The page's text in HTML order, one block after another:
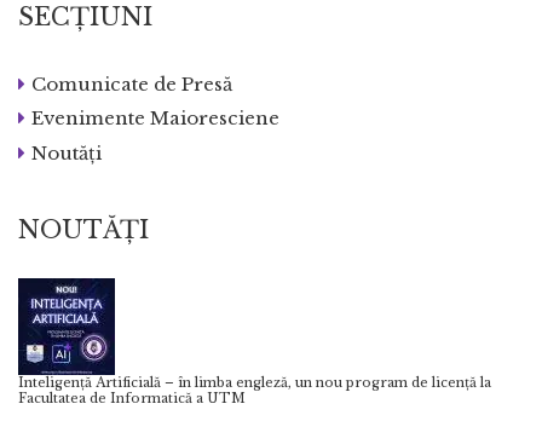
SECȚIUNI
Comunicate de Presă
Evenimente Maioresciene
Noutăți
NOUTĂȚI
Inteligență Artificială – în limba engleză, un nou program de licență la
Facultatea de Informatică a UTM